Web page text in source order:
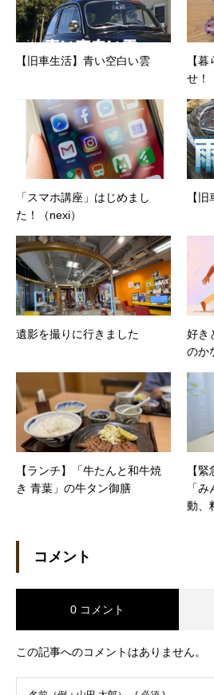
【旧車生活】青い空白い雲
【
せ！
「スマホ講座」はじめまし
た！（nexi）
【
遺影を撮りに行きました
好き
のか
【ランチ】「牛たんと和牛焼
き 青葉」の牛タン御膳
【
「
動、
コメント
0 コメント
この記事へのコメントはありません。